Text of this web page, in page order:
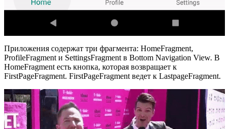
Приложения содержат три фрагмента: HomeFragment,
ProfileFragment и SettingsFragment в Bottom Navigation View. В
HomeFragment есть кнопка, которая возвращает к
FirstPageFragment. FirstPageFragment ведет к LastpageFragment.